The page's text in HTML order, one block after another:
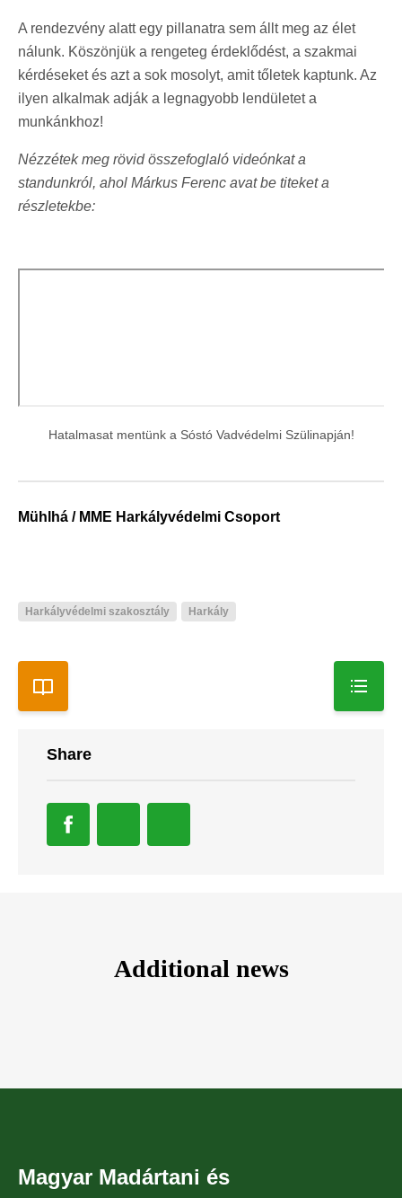
A rendezvény alatt egy pillanatra sem állt meg az élet
nálunk. Köszönjük a rengeteg érdeklődést, a szakmai
kérdéseket és azt a sok mosolyt, amit tőletek kaptunk. Az
ilyen alkalmak adják a legnagyobb lendületet a
munkánkhoz!
Nézzétek meg rövid összefoglaló videónkat a
standunkról, ahol Márkus Ferenc avat be titeket a
részletekbe:
Hatalmasat mentünk a Sóstó Vadvédelmi Szülinapján!
Mühlhá / MME Harkályvédelmi Csoport
Harkályvédelmi szakosztály Harkály
Share
Additional news
Magyar Madártani és